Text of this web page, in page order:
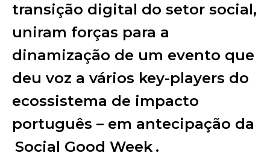
transição digital do setor social,
uniram forças para a
dinamização de um evento que
deu voz a vários key-players do
ecossistema de impacto
português – em antecipação da
Social Good Week .